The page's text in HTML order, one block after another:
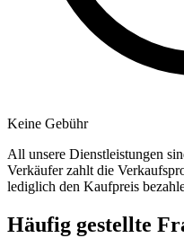
Keine Gebühr
All unsere Dienstleistungen
Verkäufer zahlt die
lediglich den Kaufpreis
Häufig gestellte